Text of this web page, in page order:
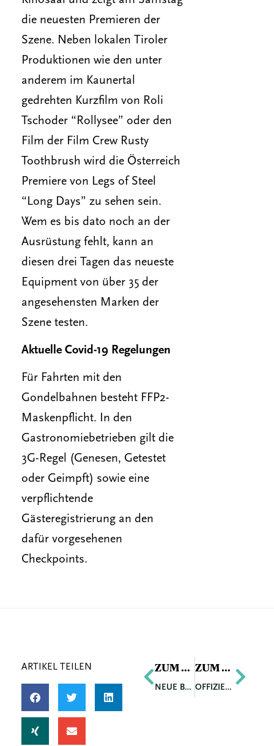
die neuesten Premieren der
Szene. Neben lokalen Tiroler
Produktionen wie den unter
anderem im Kaunertal
gedrehten Kurzfilm von Roli
Tschoder “Rollysee” oder den
Film der Film Crew Rusty
Toothbrush wird die Österreich
Premiere von Legs of Steel
“Long Days” zu sehen sein.
Wem es bis dato noch an der
Ausrüstung fehlt, kann an
diesen drei Tagen das neueste
Equipment von über 35 der
angesehensten Marken der
Szene testen.
Aktuelle Covid-19 Regelungen
Für Fahrten mit den
Gondelbahnen besteht FFP2-
Maskenpflicht. In den
Gastronomiebetrieben gilt die
3G-Regel (Genesen, Getestet
oder Geimpft) sowie eine
verpflichtende
Gästeregistrierung an den
dafür vorgesehenen
Checkpoints.
ARTIKEL TEILEN Zurück
ZUM VORIGEN ARTIKEL
NEUE BAUMANAGEMENT-LEITUNG BEI DREES & SOMMER IN WIEN
ZUM NÄCHSTEN ARTIKEL
OFFIZIELLER WINTERAUFTAKT MIT DEM „PITZTAL GLACIER OPEN 2021“